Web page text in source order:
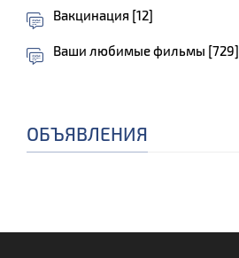
Вакцинация [12]
Ваши любимые фильмы [729]
ОБЪЯВЛЕНИЯ